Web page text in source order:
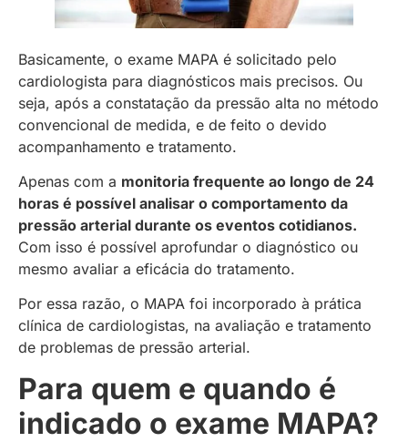
Basicamente, o exame MAPA é solicitado pelo
cardiologista para diagnósticos mais precisos. Ou
seja, após a constatação da pressão alta no método
convencional de medida, e de feito o devido
acompanhamento e tratamento.
Apenas com a monitoria frequente ao longo de 24
horas é possível analisar o comportamento da
pressão arterial durante os eventos cotidianos.
Com isso é possível aprofundar o diagnóstico ou
mesmo avaliar a eficácia do tratamento.
Por essa razão, o MAPA foi incorporado à prática
clínica de cardiologistas, na avaliação e tratamento
de problemas de pressão arterial.
Para quem e quando é
indicado o exame MAPA?